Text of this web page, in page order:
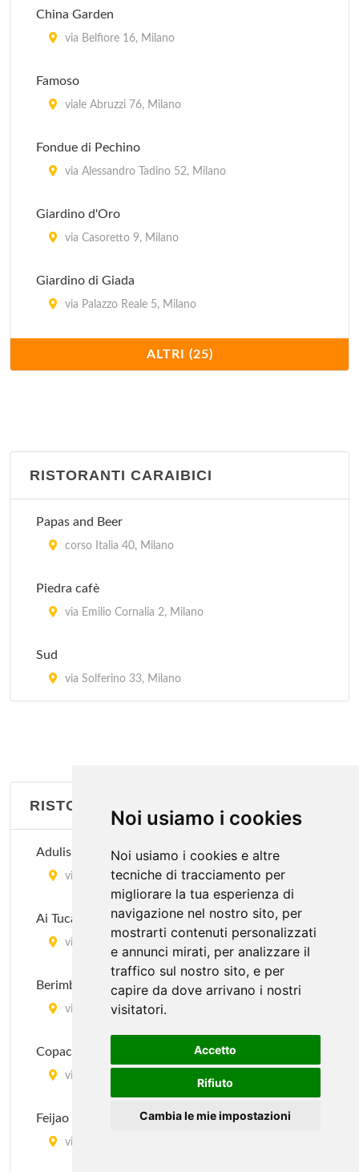
Noi usiamo i cookies
Noi usiamo i cookies e altre
tecniche di tracciamento per
migliorare la tua esperienza di
navigazione nel nostro sito, per
mostrarti contenuti personalizzati
e annunci mirati, per analizzare il
traffico sul nostro sito, e per
capire da dove arrivano i nostri
visitatori.
Accetto
Rifiuto
Cambia le mie impostazioni
China Garden
via Belfiore 16, Milano
Famoso
viale Abruzzi 76, Milano
Fondue di Pechino
via Alessandro Tadino 52, Milano
Giardino d'Oro
via Casoretto 9, Milano
Giardino di Giada
via Palazzo Reale 5, Milano
via Giovanni Schiapparelli 5, Milano
Jubin
Kota Radja
Lon Fon
Mei Lin
via San Giovanni sul Muro 13, Milano
ALTRI (25)
RISTORANTI CARAIBICI
Papas and Beer
corso Italia 40, Milano
Piedra cafè
via Emilio Cornalia 2, Milano
Sud
via Solferino 33, Milano
RISTORANTI BRASILIANI
Adulis Pau Brasil
via Melzo 24, Milano
Ai Tucani
via Novara 342, Milano
Berimbao
via Marghera 43, Milano
Copacabana
via Giuseppe Tartini 13, Milano
Feijao Com Arroz
via Gian Francesco Pizzi 18, Milano